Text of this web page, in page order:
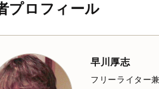
プロフィール
早川厚志
フリーライター